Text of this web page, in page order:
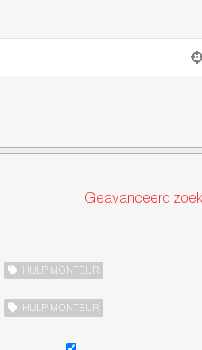
Geavanceerd
HULP MONTEUR
HULP MONTEUR